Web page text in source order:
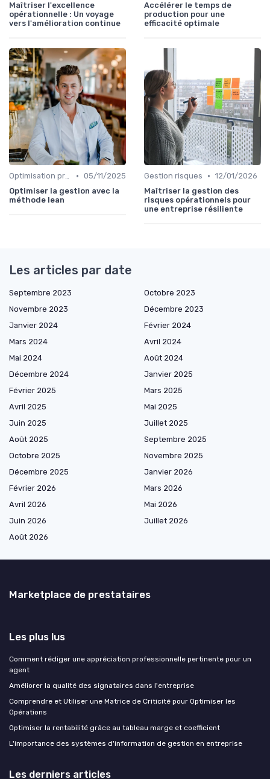
Maîtriser l'excellence
opérationnelle : Un voyage
vers l'amélioration continue
Accélérer le temps de
production pour une
efficacité optimale
Optimisation processus • 05/11/2025
Optimiser la gestion avec la
méthode lean
Gestion risques • 12/01/2026
Maîtriser la gestion des
risques opérationnels pour
une entreprise résiliente
Les articles par date
Septembre 2023
Octobre 2023
Novembre 2023
Décembre 2023
Janvier 2024
Février 2024
Mars 2024
Avril 2024
Mai 2024
Août 2024
Décembre 2024
Janvier 2025
Février 2025
Mars 2025
Avril 2025
Mai 2025
Juin 2025
Juillet 2025
Août 2025
Septembre 2025
Octobre 2025
Novembre 2025
Décembre 2025
Janvier 2026
Février 2026
Mars 2026
Avril 2026
Mai 2026
Juin 2026
Juillet 2026
Août 2026
Marketplace de prestataires
Les plus lus
Comment rédiger une appréciation professionnelle pertinente pour un
agent
Améliorer la qualité des signataires dans l'entreprise
Comprendre et Utiliser une Matrice de Criticité pour Optimiser les
Opérations
Optimiser la rentabilité grâce au tableau marge et coefficient
L'importance des systèmes d'information de gestion en entreprise
Les derniers articles